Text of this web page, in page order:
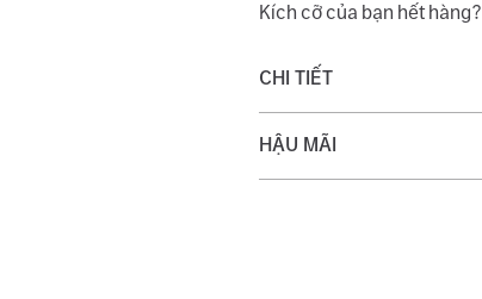
Kích cỡ của bạn hết hàng?
CHI TIẾT
Chất liệu:
HẬU MÃI